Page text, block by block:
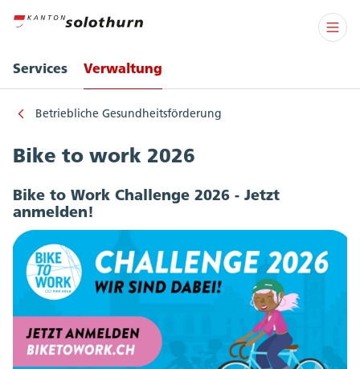
Services Verwaltung
Betriebliche Gesundheitsförderung
Bike to work 2026
Bike to Work Challenge 2026 - Jetzt
anmelden!